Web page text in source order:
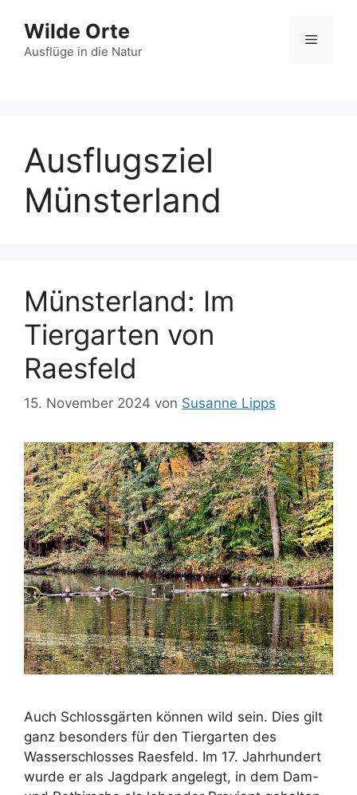
Inhalt
springen
Wilde Orte
Ausflüge in die Natur
Menü
Ausflugsziel
Münsterland
Münsterland: Im
Tiergarten von
Raesfeld
15. November 2024 von Susanne Lipps
Auch Schlossgärten können wild sein. Dies gilt
ganz besonders für den Tiergarten des
Wasserschlosses Raesfeld. Im 17. Jahrhundert
wurde er als Jagdpark angelegt, in dem Dam-